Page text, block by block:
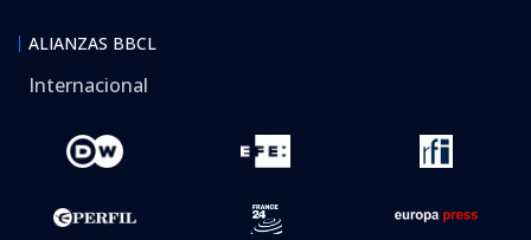
ALIANZAS BBCL
Internacional